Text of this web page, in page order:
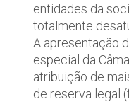
entidades da
totalmente
A apresentação
especial da
atribuição de
de reserva legal